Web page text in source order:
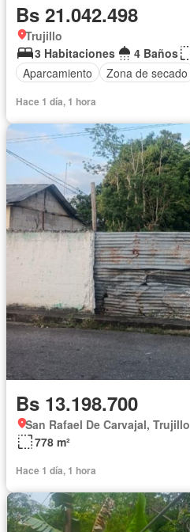
Bs 21.042.498
Trujillo
3 Habitaciones
4 Baños
Aparcamiento
Zona de secado
Hace 1 día, 1 hora
Bs 13.198.700
San Rafael De Carvajal, Trujillo
778 m²
Hace 1 día, 1 hora